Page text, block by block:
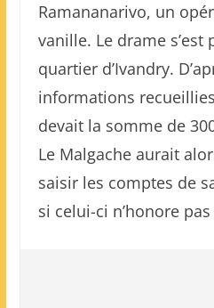
Ramananarivo, un
vanille. Le drame s’est
quartier d’Ivandry.
informations
devait la somme de
Le Malgache aurait
saisir les comptes de
si celui-ci n’honore